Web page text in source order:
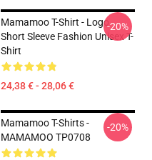
Mamamoo T-Shirt - Logo
Short Sleeve Fashion Unisex T-
Shirt
24,38 € - 28,06 €
-20%
Mamamoo T-Shirts -
MAMAMOO TP0708
-20%